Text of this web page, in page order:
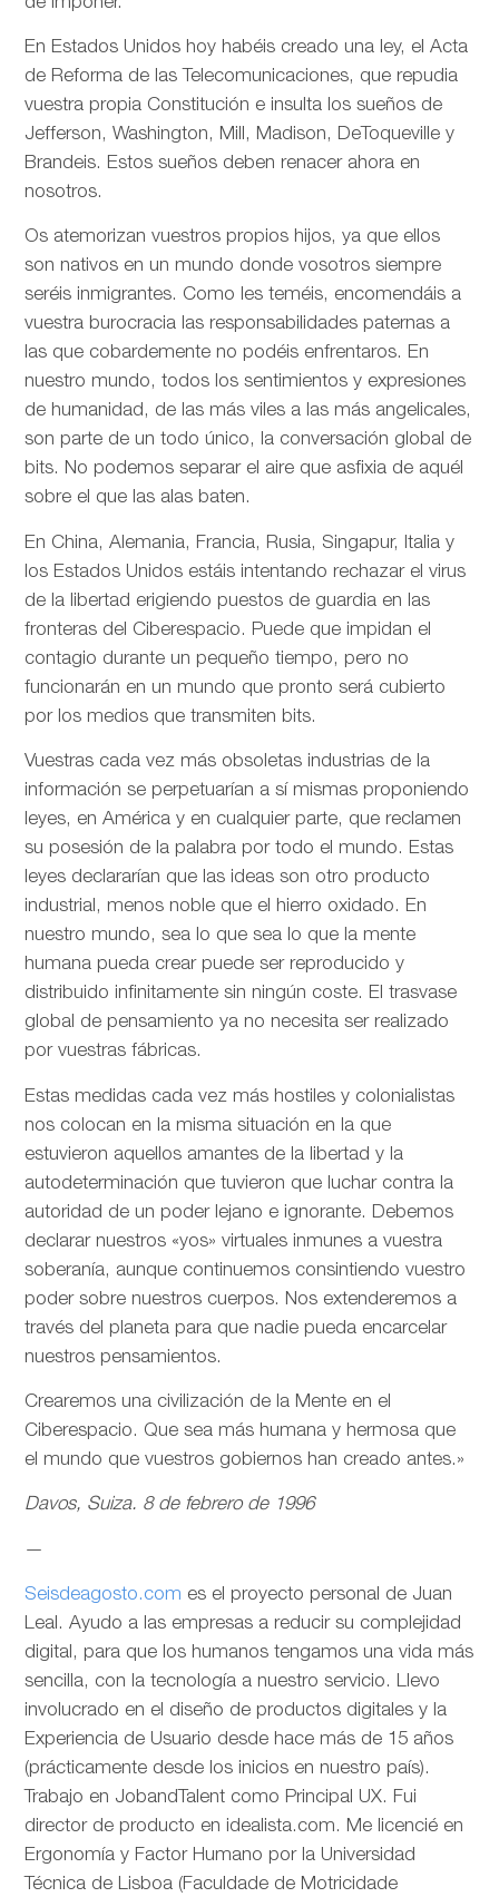
En Estados Unidos hoy habéis creado una ley, el Acta
de Reforma de las Telecomunicaciones, que repudia
vuestra propia Constitución e insulta los sueños de
Jefferson, Washington, Mill, Madison, DeToqueville y
Brandeis. Estos sueños deben renacer ahora en
nosotros.
Os atemorizan vuestros propios hijos, ya que ellos
son nativos en un mundo donde vosotros siempre
seréis inmigrantes. Como les teméis, encomendáis a
vuestra burocracia las responsabilidades paternas a
las que cobardemente no podéis enfrentaros. En
nuestro mundo, todos los sentimientos y expresiones
de humanidad, de las más viles a las más angelicales,
son parte de un todo único, la conversación global de
bits. No podemos separar el aire que asfixia de aquél
sobre el que las alas baten.
En China, Alemania, Francia, Rusia, Singapur, Italia y
los Estados Unidos estáis intentando rechazar el virus
de la libertad erigiendo puestos de guardia en las
fronteras del Ciberespacio. Puede que impidan el
contagio durante un pequeño tiempo, pero no
funcionarán en un mundo que pronto será cubierto
por los medios que transmiten bits.
Vuestras cada vez más obsoletas industrias de la
información se perpetuarían a sí mismas proponiendo
leyes, en América y en cualquier parte, que reclamen
su posesión de la palabra por todo el mundo. Estas
leyes declararían que las ideas son otro producto
industrial, menos noble que el hierro oxidado. En
nuestro mundo, sea lo que sea lo que la mente
humana pueda crear puede ser reproducido y
distribuido infinitamente sin ningún coste. El trasvase
global de pensamiento ya no necesita ser realizado
por vuestras fábricas.
Estas medidas cada vez más hostiles y colonialistas
nos colocan en la misma situación en la que
estuvieron aquellos amantes de la libertad y la
autodeterminación que tuvieron que luchar contra la
autoridad de un poder lejano e ignorante. Debemos
declarar nuestros «yos» virtuales inmunes a vuestra
soberanía, aunque continuemos consintiendo vuestro
poder sobre nuestros cuerpos. Nos extenderemos a
través del planeta para que nadie pueda encarcelar
nuestros pensamientos.
Crearemos una civilización de la Mente en el
Ciberespacio. Que sea más humana y hermosa que
el mundo que vuestros gobiernos han creado antes.»
Davos, Suiza. 8 de febrero de 1996
—
Seisdeagosto.com es el proyecto personal de Juan
Leal. Ayudo a las empresas a reducir su complejidad
digital, para que los humanos tengamos una vida más
sencilla, con la tecnología a nuestro servicio. Llevo
involucrado en el diseño de productos digitales y la
Experiencia de Usuario desde hace más de 15 años
(prácticamente desde los inicios en nuestro país).
Trabajo en JobandTalent como Principal UX. Fui
director de producto en idealista.com. Me licencié en
Ergonomía y Factor Humano por la Universidad
Técnica de Lisboa (Faculdade de Motricidade